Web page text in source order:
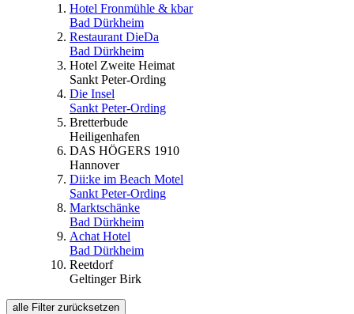
Hotel Fronmühle & kbar
Bad Dürkheim
Restaurant DieDa
Bad Dürkheim
Hotel Zweite Heimat
Sankt Peter-Ording
Die Insel
Sankt Peter-Ording
Bretterbude
Heiligenhafen
DAS HÖGERS 1910
Hannover
Dii:ke im Beach Motel
Sankt Peter-Ording
Marktschänke
Bad Dürkheim
Achat Hotel
Bad Dürkheim
Reetdorf
Geltinger Birk
alle Filter zurücksetzen